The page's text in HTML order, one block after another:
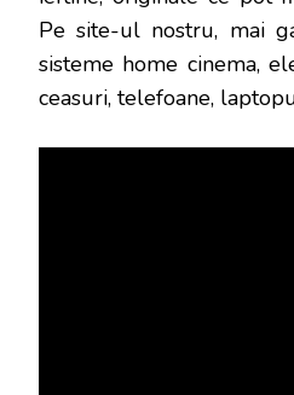
Pe site-ul nostru, mai
sisteme home cinema,
ceasuri, telefoane,